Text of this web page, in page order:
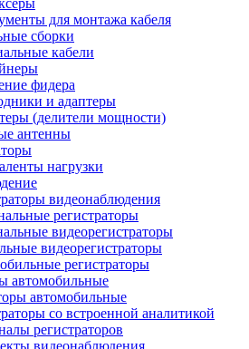
для монтажа кабеля
сборки
кабели
фидера
и адаптеры
(делители мощности)
антенны
нагрузки
видеонаблюдения
регистраторы
видеорегистраторы
видеорегистраторы
регистраторы
автомобильные
автомобильные
со встроенной аналитикой
регистраторов
видеонаблюдения